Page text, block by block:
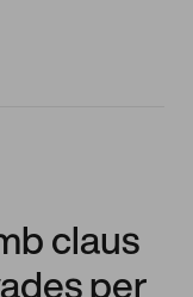
claus
per